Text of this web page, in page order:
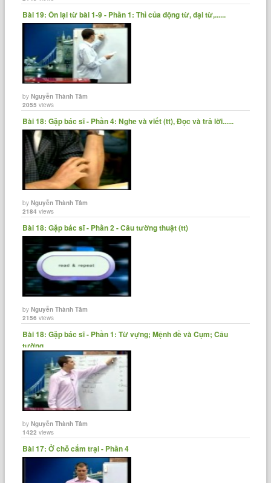
Bài 19: Ôn lại từ bài 1-9 - Phần 1: Thì của động từ, đại từ,......
byNguyễn Thành Tâm
2055 views
Bài 18: Gặp bác sĩ - Phần 4: Nghe và viết (tt), Đọc và trả lời......
byNguyễn Thành Tâm
2184 views
Bài 18: Gặp bác sĩ - Phần 2 - Câu tường thuật (tt)
byNguyễn Thành Tâm
2156 views
Bài 18: Gặp bác sĩ - Phần 1: Từ vựng; Mệnh đề và Cụm; Câu
tường......
byNguyễn Thành Tâm
1422 views
Bài 17: Ở chỗ cắm trại - Phần 4